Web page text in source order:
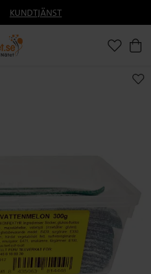
KUNDTJÄNST